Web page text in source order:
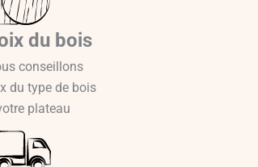
du bois
conseillons
du type de bois
plateau